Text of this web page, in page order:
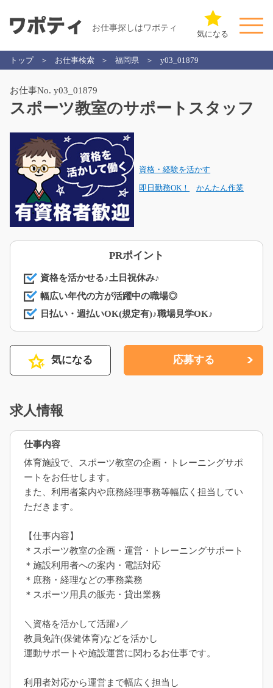
お仕事探しはワポティ
気になる
トップ お仕事検索 福岡県 y03_01879
お仕事No. y03_01879
スポーツ教室のサポートスタッフ
資格・経験を活かす
即日勤務OK！ かんたん作業
PRポイント
資格を活かせる♪土日祝休み♪
幅広い年代の方が活躍中の職場◎
日払い・週払いOK(規定有)♪職場見学OK♪
気になる 応募する
求人情報
仕事内容
体育施設で、スポーツ教室の企画・トレーニングサポ
ートをお任せします。
また、利用者案内や庶務経理事務等幅広く担当してい
ただきます。
【仕事内容】
＊スポーツ教室の企画・運営・トレーニングサポート
＊施設利用者への案内・電話対応
＊庶務・経理などの事務業務
＊スポーツ用具の販売・貸出業務
＼資格を活かして活躍♪／
教員免許(保健体育)などを活かし
運動サポートや施設運営に関わるお仕事です。
利用者対応から運営まで幅広く担当し